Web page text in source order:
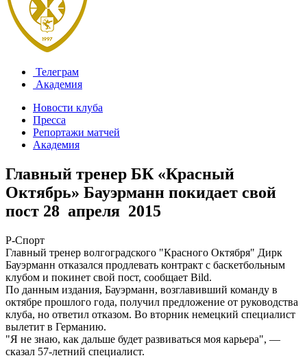
Телеграм
Академия
Новости клуба
Пресса
Репортажи матчей
Академия
Главный тренер БК «Красный
Октябрь» Бауэрманн покидает свой
пост 28 апреля 2015
Р-Спорт
Главный тренер волгоградского "Красного Октября" Дирк
Бауэрманн отказался продлевать контракт с баскетбольным
клубом и покинет свой пост, сообщает Bild.
По данным издания, Бауэрманн, возглавивший команду в
октябре прошлого года, получил предложение от руководства
клуба, но ответил отказом. Во вторник немецкий специалист
вылетит в Германию.
"Я не знаю, как дальше будет развиваться моя карьера", —
сказал 57-летний специалист.